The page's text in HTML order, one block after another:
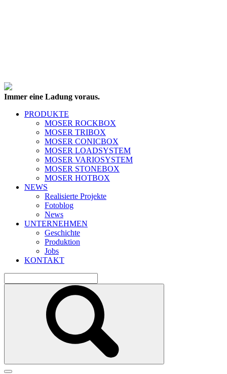
Immer eine Ladung voraus.
PRODUKTE
MOSER ROCKBOX
MOSER TRIBOX
MOSER CONICBOX
MOSER LOADSYSTEM
MOSER VARIOSYSTEM
MOSER STONEBOX
MOSER HOTBOX
NEWS
Realisierte Projekte
Fotoblog
News
UNTERNEHMEN
Geschichte
Produktion
Jobs
KONTAKT